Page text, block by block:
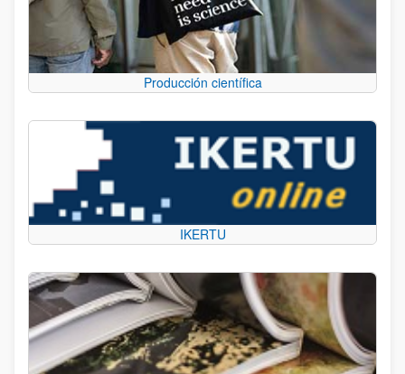
Producción científica
IKERTU